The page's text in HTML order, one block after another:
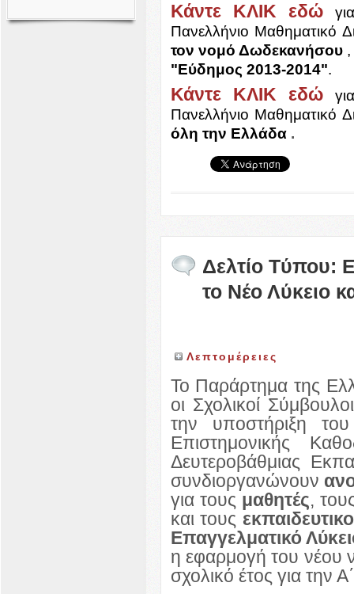
Κάντε ΚΛΙΚ εδώ
Πανελλήνιο Μαθηματικό
τον νομό Δωδεκανήσου,
"Εύδημος 2013-2014".
Κάντε ΚΛΙΚ εδώ
Πανελλήνιο Μαθηματικό
όλη την Ελλάδα.
Δελτίο Tύπου:
το Νέο Λύκειο
Λεπτομέρειες
Το Παράρτημα της
οι Σχολικοί
την υποστήριξη
Επιστημονικής
Δευτεροβάθμιας
συνδιοργανώνουν
για τους μαθητές,
και τους
Επαγγελματικό
η εφαρμογή του νέου
σχολικό έτος για την